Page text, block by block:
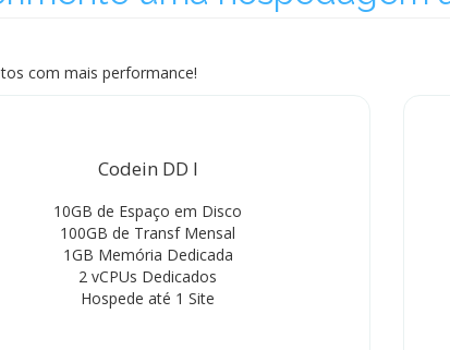
com mais performance!
Codein DD I
10GB de Espaço em Disco
100GB de Transf Mensal
1GB Memória Dedicada
2 vCPUs Dedicados
Hospede até 1 Site